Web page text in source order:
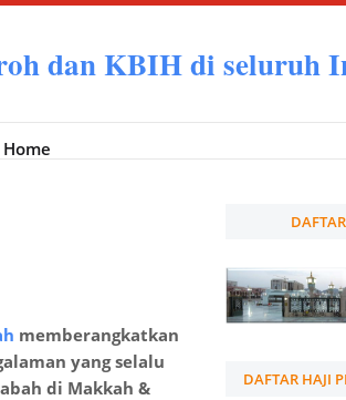
dan KBIH di seluruh
Home
memberangkatkan
yang selalu
di Makkah &
DAFTAR HAJI